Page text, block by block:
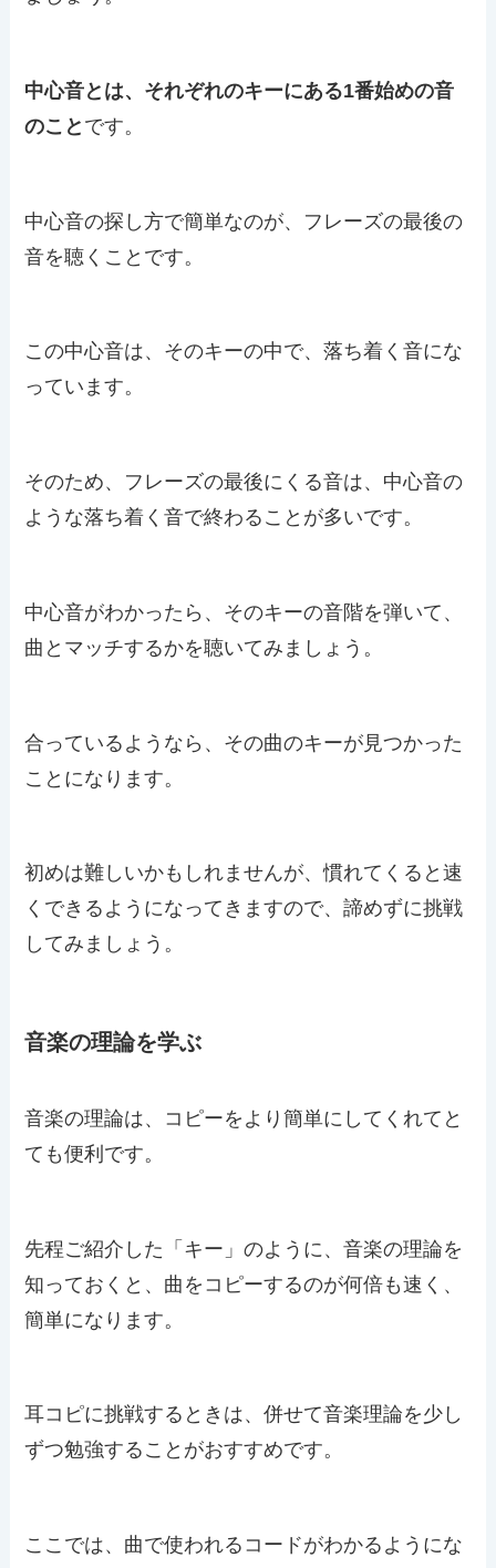
中心音とは、それぞれのキーにある1番始めの音
のこと です。
中心音の探し方で簡単なのが、フレーズの最後の
音を聴くことです。
この中心音は、そのキーの中で、落ち着く音にな
っています。
そのため、フレーズの最後にくる音は、中心音の
ような落ち着く音で終わることが多いです。
中心音がわかったら、そのキーの音階を弾いて、
曲とマッチするかを聴いてみましょう。
合っているようなら、その曲のキーが見つかった
ことになります。
初めは難しいかもしれませんが、慣れてくると速
くできるようになってきますので、諦めずに挑戦
してみましょう。
音楽の理論を学ぶ
音楽の理論は、コピーをより簡単にしてくれてと
ても便利です。
先程ご紹介した「キー」のように、音楽の理論を
知っておくと、曲をコピーするのが何倍も速く、
簡単になります。
耳コピに挑戦するときは、併せて音楽理論を少し
ずつ勉強することがおすすめです。
ここでは、曲で使われるコードがわかるようにな